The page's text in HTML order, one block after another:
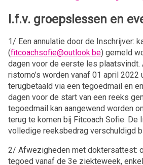
I.f.v. groepslessen en
1/ Een annulatie door de Inschrijver:
(fitcoachsofie@outlook.be) gemeld
dagen voor de eerste les plaatsvindt.
ristorno’s worden vanaf 01 april 2022
terugbetaald via een tegoedmail en
dagen voor de start van een reeks
tegoedmail kan aangewend worden
terug te komen bij Fitcoach Sofie. De
volledige reeksbedrag verschuldigd
2/ Afwezigheden met doktersattest:
tegoed vanaf de 3e ziekteweek,